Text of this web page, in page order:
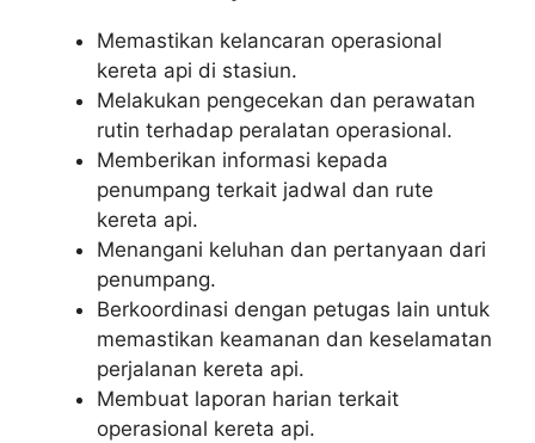
Memastikan kelancaran operasional
kereta api di stasiun.
Melakukan pengecekan dan perawatan
rutin terhadap peralatan operasional.
Memberikan informasi kepada
penumpang terkait jadwal dan rute
kereta api.
Menangani keluhan dan pertanyaan dari
penumpang.
Berkoordinasi dengan petugas lain untuk
memastikan keamanan dan keselamatan
perjalanan kereta api.
Membuat laporan harian terkait
operasional kereta api.